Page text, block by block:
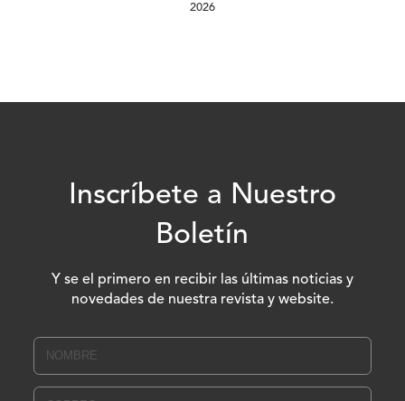
2026
Inscríbete a Nuestro
Boletín
Y se el primero en recibir las últimas noticias y
novedades de nuestra revista y website.